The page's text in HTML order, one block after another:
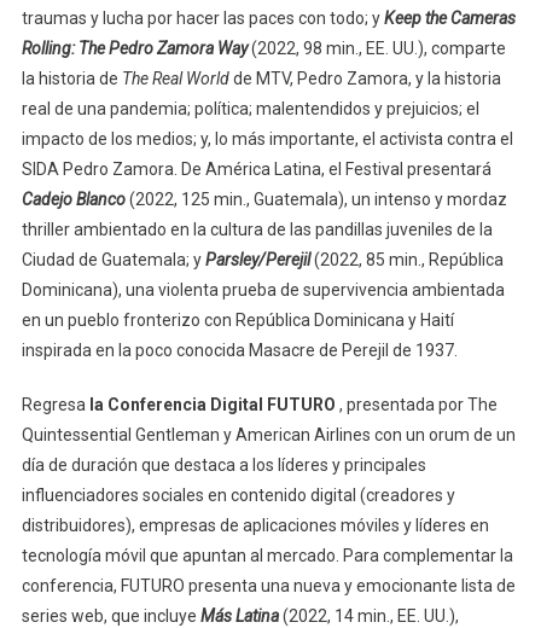
traumas y lucha por hacer las paces con todo; yKeep the Cameras
Rolling: The Pedro Zamora Way(2022, 98 min., EE. UU.), comparte
la historia de The Real Worldde MTV, Pedro Zamora, y la historia
real de una pandemia; política; malentendidos y prejuicios; el
impacto de los medios; y, lo más importante, el activista contra el
SIDA Pedro Zamora. De América Latina, el Festival presentará
Cadejo Blanco(2022, 125 min., Guatemala), un intenso y mordaz
thriller ambientado en la cultura de las pandillas juveniles de la
Ciudad de Guatemala; yParsley/Perejil(2022, 85 min., República
Dominicana), una violenta prueba de supervivencia ambientada
en un pueblo fronterizo con República Dominicana y Haití
inspirada en la poco conocida Masacre de Perejil de 1937.
Regresa la Conferencia Digital FUTURO , presentada por The
Quintessential Gentleman y American Airlines con un orum de un
día de duración que destaca a los líderes y principales
influenciadores sociales en contenido digital (creadores y
distribuidores), empresas de aplicaciones móviles y líderes en
tecnología móvil que apuntan al mercado. Para complementar la
conferencia, FUTURO presenta una nueva y emocionante lista de
series web, que incluye Más Latina(2022, 14 min., EE. UU.),